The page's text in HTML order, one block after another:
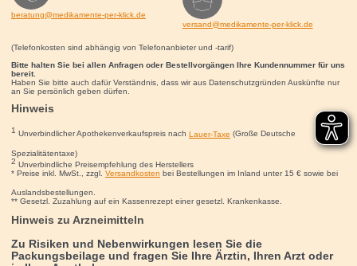
beratung@medikamente-per-klick.de
versand@medikamente-per-klick.de
(Telefonkosten sind abhängig von Telefonanbieter und -tarif)
Bitte halten Sie bei allen Anfragen oder Bestellvorgängen Ihre Kundennummer für uns
bereit.
Haben Sie bitte auch dafür Verständnis, dass wir aus Datenschutzgründen Auskünfte nur
an Sie persönlich geben dürfen.
Hinweis
1 Unverbindlicher Apothekenverkaufspreis nach Lauer-Taxe (Große Deutsche
Spezialitätentaxe)
2 Unverbindliche Preisempfehlung des Herstellers
* Preise inkl. MwSt., zzgl. Versandkosten bei Bestellungen im Inland unter 15 €sowie bei
Auslandsbestellungen.
** Gesetzl. Zuzahlung auf ein Kassenrezept einer gesetzl. Krankenkasse.
Hinweis zu Arzneimitteln
Zu Risiken und Nebenwirkungen lesen Sie die
Packungsbeilage und fragen Sie Ihre Ärztin, Ihren Arzt oder